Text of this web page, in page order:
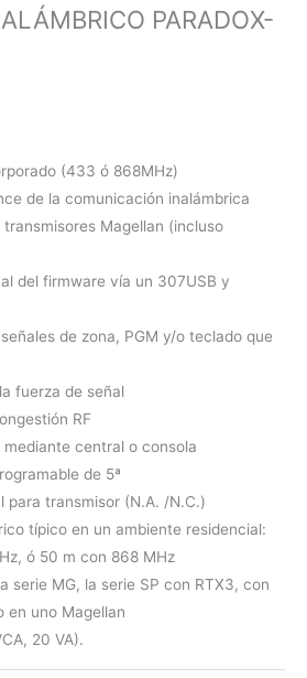
PARADOX-
(433 ó 868MHz)
de la comunicación inalámbrica
Magellan (incluso
del firmware vía un 307USB y
de zona, PGM y/o teclado que
fuerza de señal
RF
central o consola
de 5ª
para transmisor (N.A. /N.C.)
típico en un ambiente residencial:
ó 50 m con 868 MHz
serie MG, la serie SP con RTX3, con
en uno Magellan
20 VA).